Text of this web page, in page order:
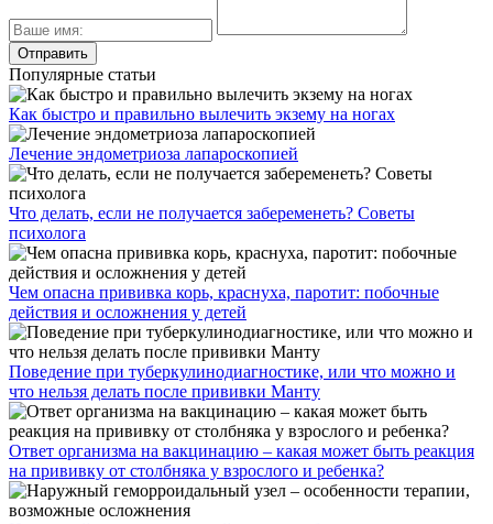
Популярные статьи
Как быстро и правильно вылечить экзему на ногах
Лечение эндометриоза лапароскопией
Что делать, если не получается забеременеть? Советы
психолога
Чем опасна прививка корь, краснуха, паротит: побочные
действия и осложнения у детей
Поведение при туберкулинодиагностике, или что можно и
что нельзя делать после прививки Манту
Ответ организма на вакцинацию – какая может быть реакция
на прививку от столбняка у взрослого и ребенка?